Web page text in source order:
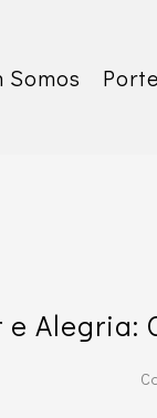
Somos
e Alegria: